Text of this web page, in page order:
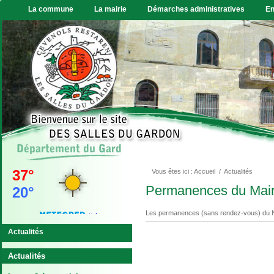
La commune La mairie Démarches administratives
Vous êtes ici : Accueil / Actualités
Permanences du
Les permanences (sans rendez-vous) du
Actualités
Actualités
VIDE GRENIER
Le vide grenier, gratuit,
sans incription aura lieu le
En savoir plus...